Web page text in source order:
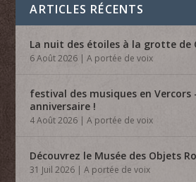
ARTICLES RÉCENTS
La nuit des étoiles à la grotte de
6 Août 2026 |A portée de voix
festival des musiques en Vercors
anniversaire !
4 Août 2026 |A portée de voix
Découvrez le Musée des Objets
31 Juil 2026 |A portée de voix